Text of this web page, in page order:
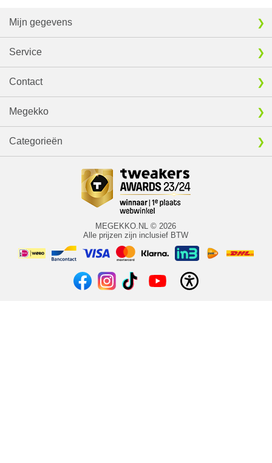
Mijn gegevens
Service
Contact
Megekko
Categorieën
MEGEKKO.NL © 2026
Alle prijzen zijn inclusief BTW